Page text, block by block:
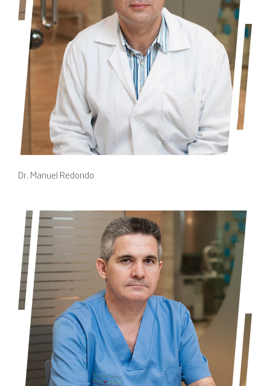
Dr. Manuel Redondo